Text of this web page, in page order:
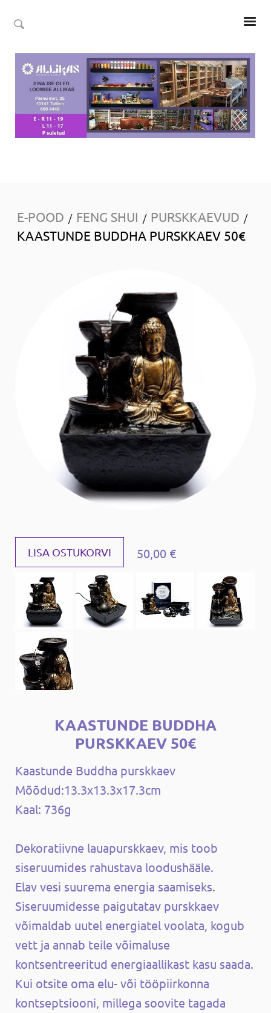
E-POOD / FENG SHUI / PURSKKAEVUD /
KAASTUNDE BUDDHA PURSKKAEV 50€
LISA OSTUKORVI 50,00 €
KAASTUNDE BUDDHA
PURSKKAEV 50€
Kaastunde Buddha purskkaev
Mõõdud:13.3x13.3x17.3cm
Kaal: 736g
Dekoratiivne lauapurskkaev, mis toob
siseruumides rahustava loodushääle.
Elav vesi suurema energia saamiseks.
Siseruumidesse paigutatav purskkaev
võimaldab uutel energiatel voolata, kogub
vett ja annab teile võimaluse
kontsentreeritud energiaallikast kasu saada.
Kui otsite oma elu- või tööpiirkonna
kontseptsiooni, millega soovite tagada